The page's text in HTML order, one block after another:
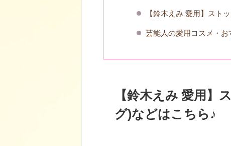
【鈴木えみ 愛用】スト
芸能人の愛用コスメ・
【鈴木えみ 愛用】
グ)などはこちら♪